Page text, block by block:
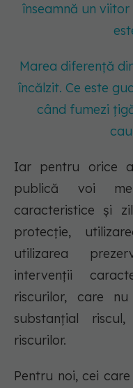
înseamnă un
Marea diferență
încălzit. Ce este
când fumezi
Iar pentru orice
publică voi
caracteristice și
protecție,
utilizarea
intervenții
riscurilor, care
substanțial
riscurilor.
Pentru noi, cei